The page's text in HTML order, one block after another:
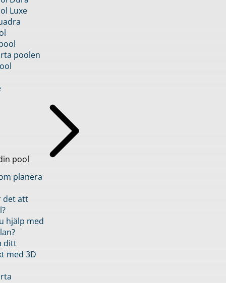
Luxe
poolen
pool
planera
det att
hjälp med
ditt
med 3D